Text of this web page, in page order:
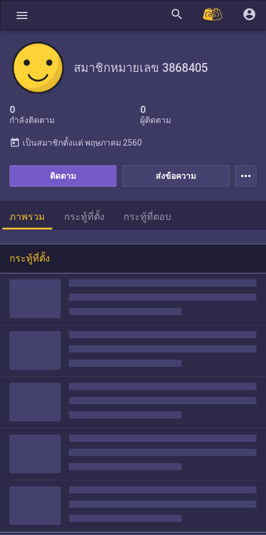
menu search account_circle
สมาชิกหมายเลข 3868405
0
กำลังติดตาม
0
ผู้ติดตาม
ส่งข้อความ
ติดตาม
today เป็นสมาชิกตั้งแต่ พฤษภาคม 2560
more_horiz
ภาพรวม กระทู้ที่ตั้ง กระทู้ที่ตอบ
กระทู้ที่ตั้ง